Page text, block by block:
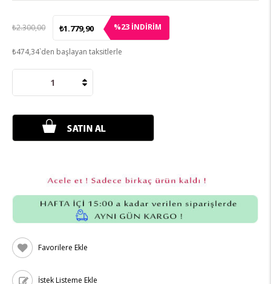
₺2.300,00 ₺1.779,90 %23İNDIRIM
₺474,34`den başlayan taksitlerle
Favorilere Ekle
İstek Listeme Ekle